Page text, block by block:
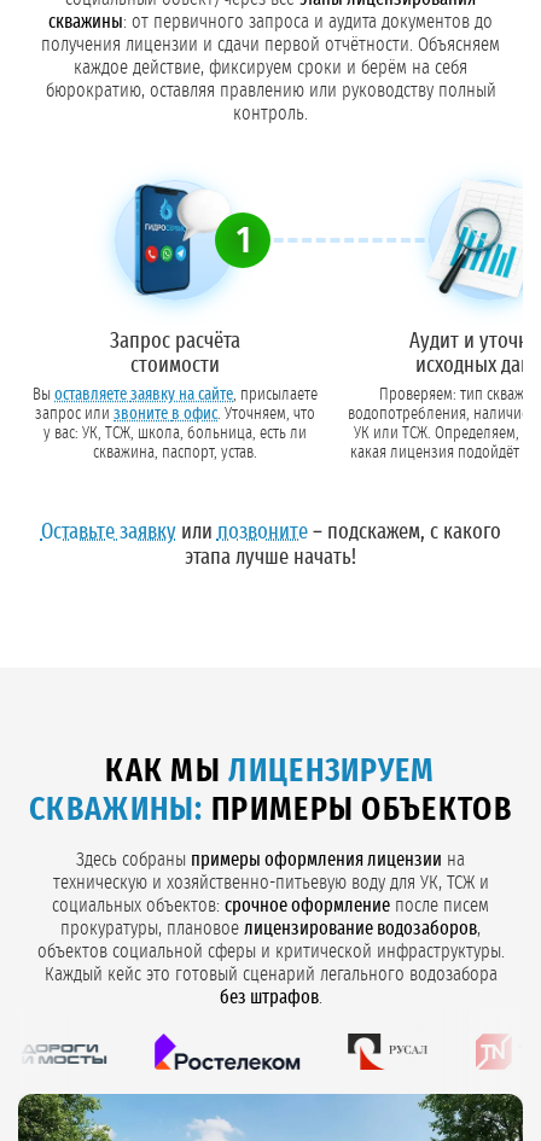
скважины: от первичного запроса и аудита документов до
получения лицензии и сдачи первой отчётности. Объясняем
каждое действие, фиксируем сроки и берём на себя
бюрократию, оставляя правлению или руководству полный
контроль.
1
Запрос расчёта
стоимости
Вы оставляете заявку на сайте, присылаете
запрос или
звоните в офис. Уточняем, что
у вас: УК, ТСЖ, школа, больница, есть ли
скважина, паспорт, устав.
Аудит и
исходных
Проверяем: тип
водопотребления, наличие
УК или ТСЖ. Определяем, нужна
какая лицензия подойдёт
Оставьте заявкуили позвоните– подскажем, с какого
этапа лучше начать!
КАК МЫЛИЦЕНЗИРУЕМ
СКВАЖИНЫ: ПРИМЕРЫ ОБЪЕКТОВ
Здесь собраны примеры оформления лицензии на
техническую и хозяйственно-питьевую воду для УК, ТСЖ и
социальных объектов: срочное оформление после писем
прокуратуры, плановое лицензирование водозаборов,
объектов социальной сферы и критической инфраструктуры.
Каждый кейс это готовый сценарий легального водозабора
без штрафов.